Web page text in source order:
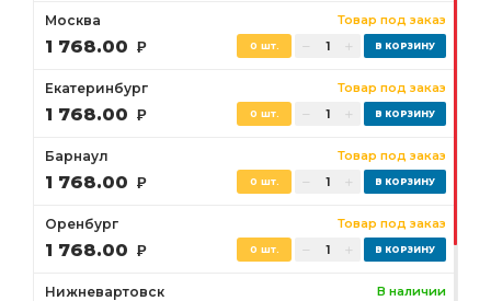
Москва Товар под заказ
1 768.00 Р 0 шт.
Екатеринбург Товар под заказ
1 768.00 Р 0 шт.
Барнаул Товар под заказ
1 768.00 Р 0 шт.
Оренбург Товар под заказ
1 768.00 Р 0 шт.
Нижневартовск В наличии